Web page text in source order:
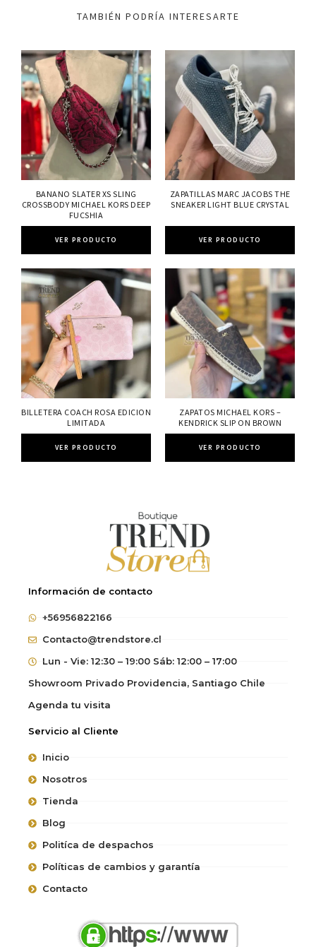
TAMBIÉN PODRÍA INTERESARTE
BANANO SLATER XS SLING
CROSSBODY MICHAEL KORS DEEP
FUCSHIA
VER PRODUCTO
ZAPATILLAS MARC JACOBS THE
SNEAKER LIGHT BLUE CRYSTAL
VER PRODUCTO
BILLETERA COACH ROSA EDICION
LIMITADA
VER PRODUCTO
ZAPATOS MICHAEL KORS –
KENDRICK SLIP ON BROWN
VER PRODUCTO
Información de contacto
+56956822166
Contacto@trendstore.cl
Lun - Vie: 12:30 – 19:00 Sáb: 12:00 – 17:00
Showroom Privado Providencia, Santiago Chile
Agenda tu visita
Servicio al Cliente
Inicio
Nosotros
Tienda
Blog
Politíca de despachos
Políticas de cambios y garantía
Contacto